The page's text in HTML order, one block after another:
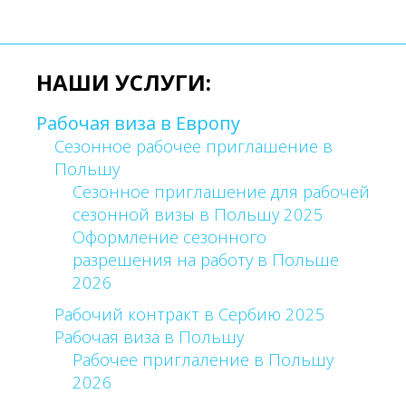
НАШИ УСЛУГИ:
Рабочая виза в Европу
Сезонное рабочее приглашение в
Польшу
Сезонное приглашение для рабочей
сезонной визы в Польшу 2025
Оформление сезонного
разрешения на работу в Польше
2026
Рабочий контракт в Сербию 2025
Рабочая виза в Польшу
Рабочее приглаление в Польшу
2026